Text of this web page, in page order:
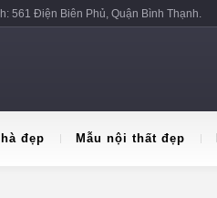
561 Điện Biên Phủ, Quận Bình Thạnh.
đẹp Mẫu nội thất đẹp